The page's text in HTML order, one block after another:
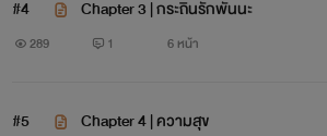
#4 Chapter 3 | กระถินรักพันนะ
289 1 6 หน้า
#5 Chapter 4 | ความสุข